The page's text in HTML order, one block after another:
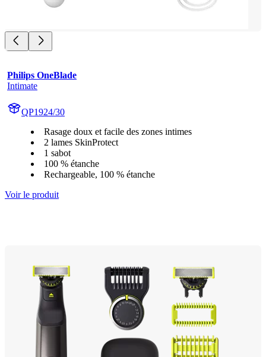
Philips OneBlade
Intimate
QP1924/30
Rasage doux et facile des zones intimes
2 lames SkinProtect
1 sabot
100 % étanche
Rechargeable, 100 % étanche
Voir le produit